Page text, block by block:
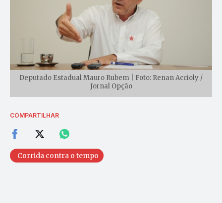
Deputado Estadual Mauro Rubem | Foto: Renan Accioly /
Jornal Opção
COMPARTILHAR
Corrida contra o tempo